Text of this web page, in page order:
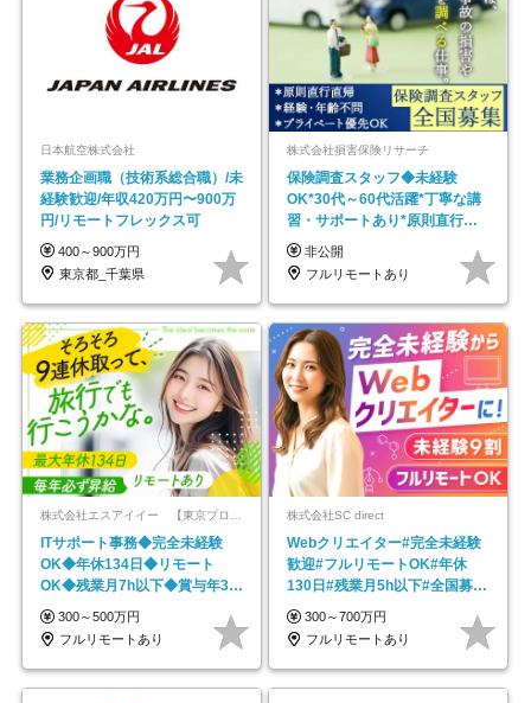
日本航空株式会社
業務企画職（技術系総合職）/未
経験歓迎/年収420万円〜900万
円/リモートフレックス可
400～900万円
東京都_千葉県
株式会社損害保険リサーチ
保険調査スタッフ◆未経験
OK*30代～60代活躍*丁寧な講
習・サポートあり*原則直行直
帰／全国募集・業務委託
非公開
フルリモートあり
ITサポート事務◆完全未経験
OK◆年休134日◆リモート
OK◆残業月7h以下◆賞与年3回
◆5年目まで必ず昇給
300～500万円
フルリモートあり
株式会社SC direct
Webクリエイター#完全未経験
歓迎#フルリモートOK#年休
130日#残業月5h以下#全国募集
#最大1年の研修
300～700万円
フルリモートあり